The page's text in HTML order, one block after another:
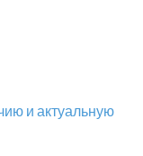
и актуальную